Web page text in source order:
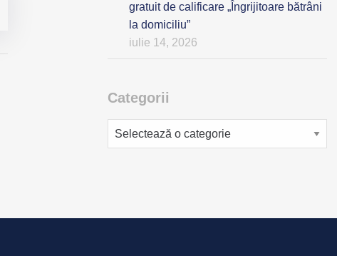
gratuit de calificare „Îngrijitoare bătrâni
la domiciliu”
iulie 14, 2026
Categorii
Categorii